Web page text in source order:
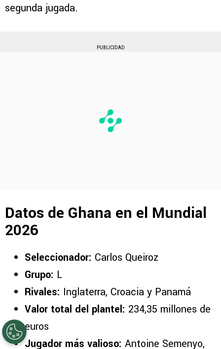
segunda jugada.
PUBLICIDAD
Datos de Ghana en el Mundial
2026
Seleccionador: Carlos Queiroz
Grupo: L
Rivales: Inglaterra, Croacia y Panamá
Valor total del plantel: 234,35 millones de
euros
Jugador más valioso: Antoine Semenyo,